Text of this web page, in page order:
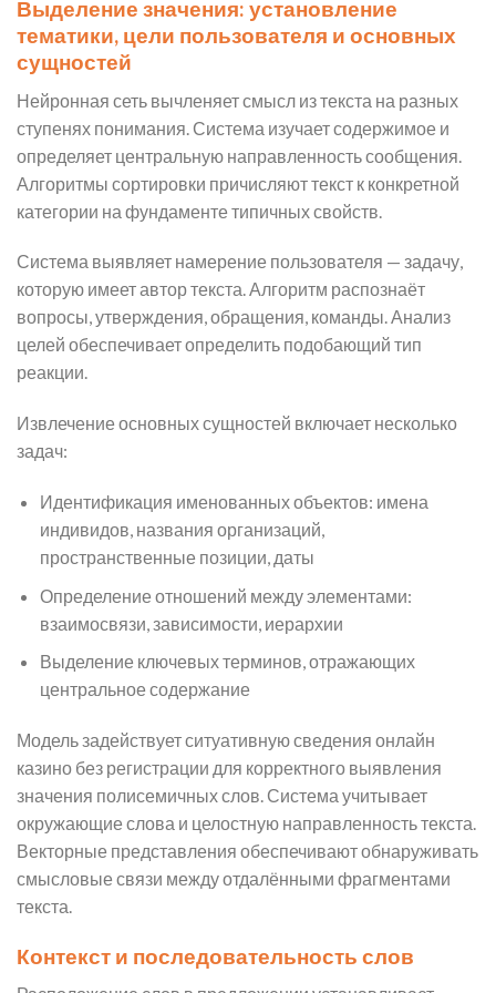
Выделение значения: установление
тематики, цели пользователя и основных
сущностей
Нейронная сеть вычленяет смысл из текста на разных
ступенях понимания. Система изучает содержимое и
определяет центральную направленность сообщения.
Алгоритмы сортировки причисляют текст к конкретной
категории на фундаменте типичных свойств.
Система выявляет намерение пользователя — задачу,
которую имеет автор текста. Алгоритм распознаёт
вопросы, утверждения, обращения, команды. Анализ
целей обеспечивает определить подобающий тип
реакции.
Извлечение основных сущностей включает несколько
задач:
Идентификация именованных объектов: имена
индивидов, названия организаций,
пространственные позиции, даты
Определение отношений между элементами:
взаимосвязи, зависимости, иерархии
Выделение ключевых терминов, отражающих
центральное содержание
Модель задействует ситуативную сведения онлайн
казино без регистрации для корректного выявления
значения полисемичных слов. Система учитывает
окружающие слова и целостную направленность текста.
Векторные представления обеспечивают обнаруживать
смысловые связи между отдалёнными фрагментами
текста.
Контекст и последовательность слов